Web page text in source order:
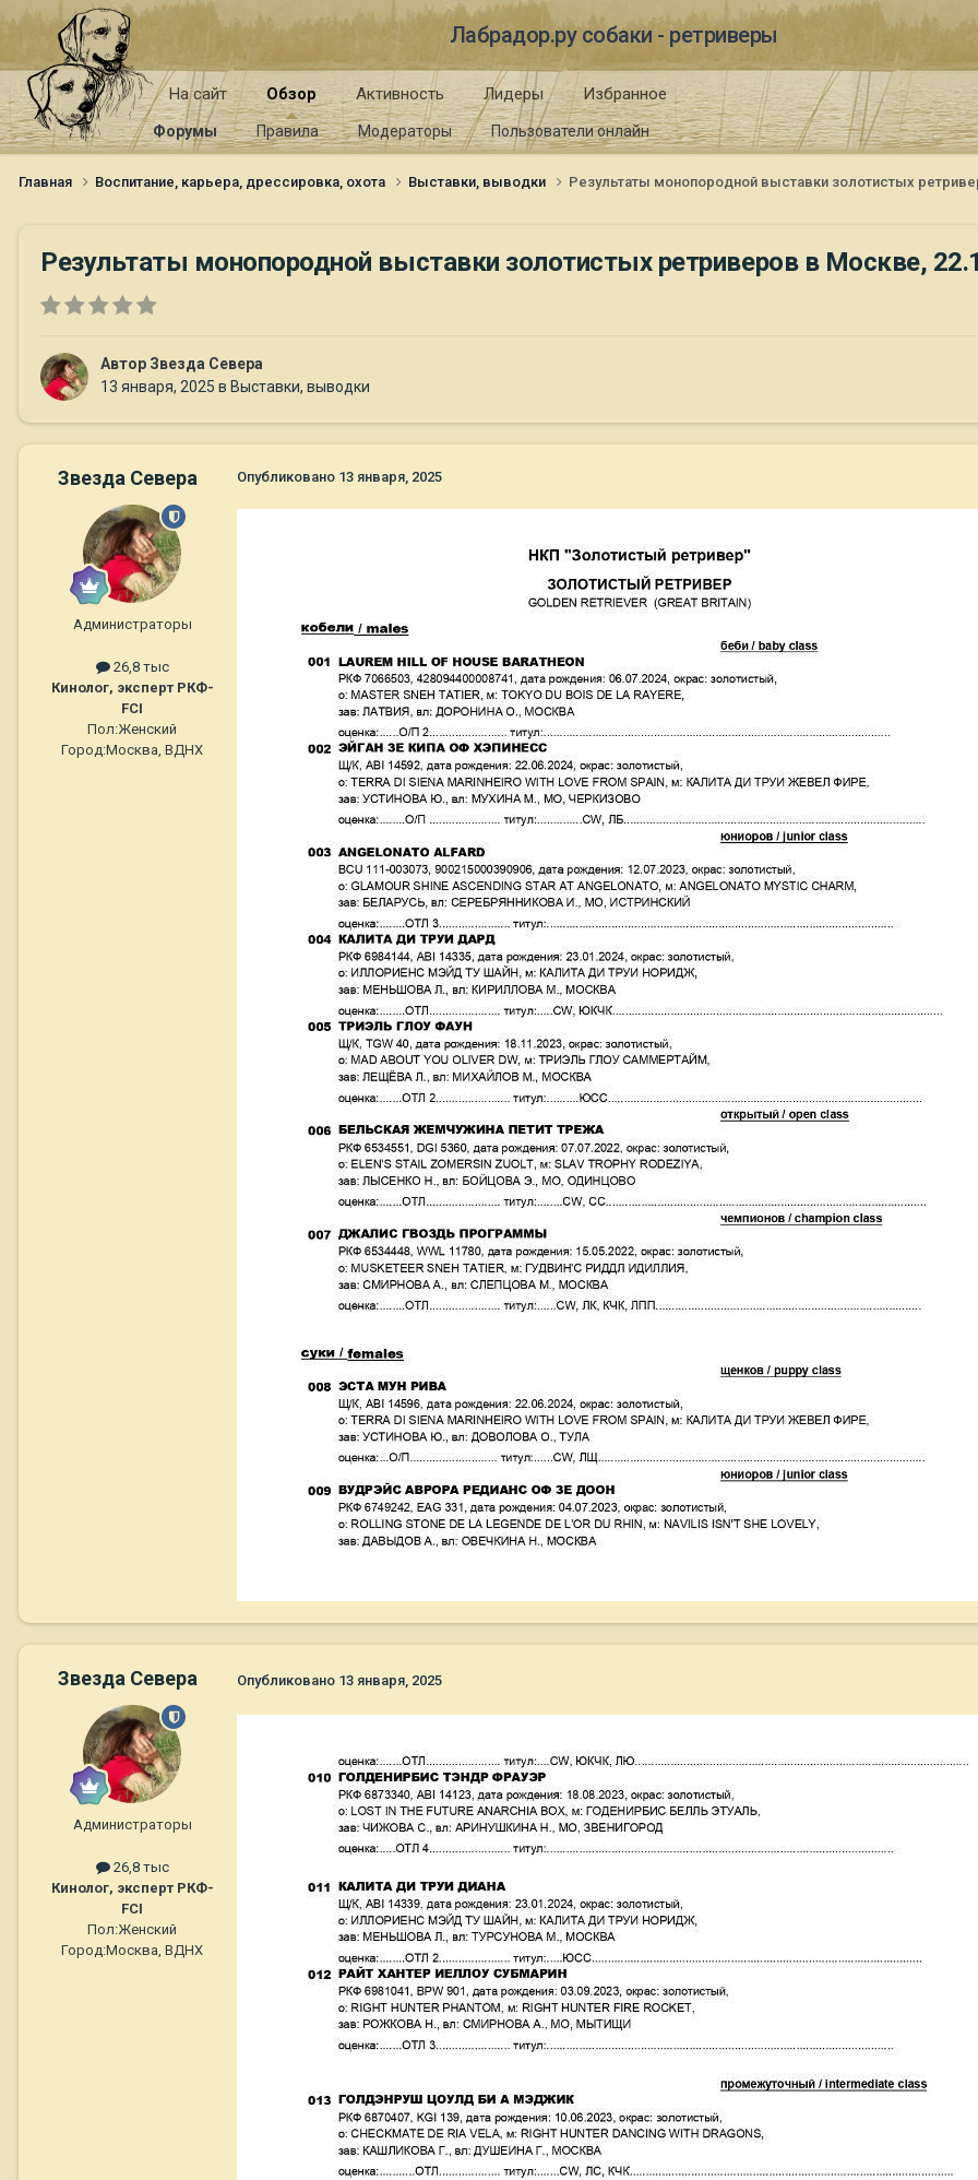
Лабрадор.ру собаки - ретриверы
На сайт Обзор
Форумы Правила Модераторы Пользователи онлайн
Активность Лидеры Избранное
Главная Воспитание, карьера, дрессировка, охота Выставки, выводки Результаты монопородной выставки золотистых
Результаты монопородной выставки золотистых ретриверов в Москве,
Автор Звезда Севера
13 января, 2025 в Выставки, выводки
Звезда Севера
Администраторы
26,8 тыс
Кинолог, эксперт РКФ-
FCI
Пол:Женский
Город:Москва, ВДНХ
Опубликовано 13 января, 2025
Звезда Севера
Администраторы
26,8 тыс
Кинолог, эксперт РКФ-
FCI
Пол:Женский
Город:Москва, ВДНХ
Опубликовано 13 января, 2025